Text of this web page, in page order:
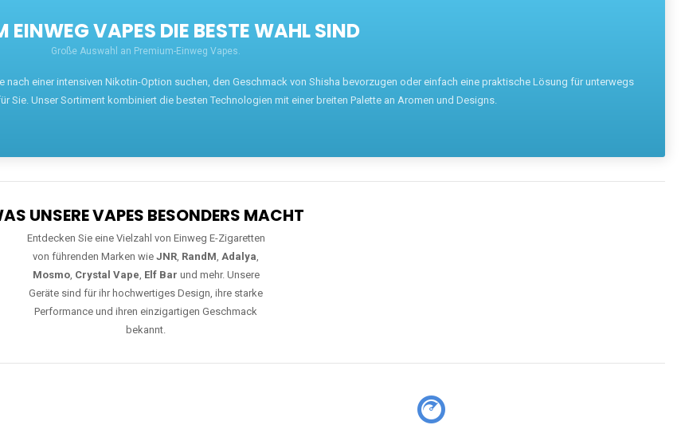
EINWEG VAPES DIE BESTE WAHL SIND
Große Auswahl an Premium-Einweg Vapes.
einer intensiven Nikotin-Option suchen, den Geschmack von Shisha bevorzugen oder einfach eine praktische Lösung für unterwegs
Sie. Unser Sortiment kombiniert die besten Technologien mit einer breiten Palette an Aromen und Designs.
UNSERE VAPES BESONDERS MACHT
Entdecken Sie eine Vielzahl von Einweg E-Zigaretten
von führenden Marken wie JNR, RandM, Adalya,
Mosmo, Crystal Vape, Elf Bar und mehr. Unsere
Geräte sind für ihr hochwertiges Design, ihre starke
Performance und ihren einzigartigen Geschmack
bekannt.